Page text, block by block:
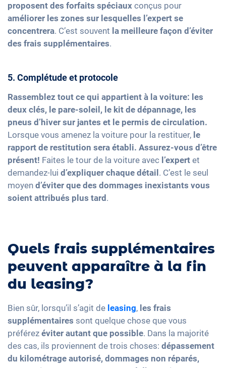
proposent des forfaits spéciaux conçus pour
améliorer les zones sur lesquelles l’expert se
concentrera. C’est souvent la meilleure façon d’éviter
des frais supplémentaires.
5. Complétude et protocole
Rassemblez tout ce qui appartient à la voiture: les
deux clés, le pare-soleil, le kit de dépannage, les
pneus d’hiver sur jantes et le permis de circulation.
Lorsque vous amenez la voiture pour la restituer, le
rapport de restitution sera établi. Assurez-vous d’être
présent! Faites le tour de la voiture avec l’expert et
demandez-lui d’expliquer chaque détail . C’est le seul
moyen d’éviter que des dommages inexistants vous
soient attribués plus tard .
Quels frais supplémentaires
peuvent apparaître à la fin
du leasing?
Bien sûr, lorsqu’il s’agit de leasing, les frais
supplémentaires sont quelque chose que vous
préférez éviter autant que possible. Dans la majorité
des cas, ils proviennent de trois choses: dépassement
du kilométrage autorisé, dommages non réparés,